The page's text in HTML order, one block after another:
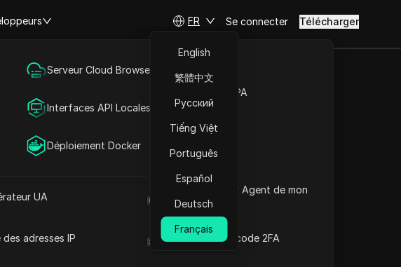
Marché de la RPA
UA
Quel est le User Agent de mon
navigateur
des adresses IP Générateur de code 2FA
Serveur Cloud Browser MCP
Interfaces API Locales
Déploiement Docker
FR
English
繁體中文
Русский
Tiếng Việt
Português
Español
Deutsch
Français
Se connecter Télécharger
la plus
"Marketing
-
le sujet de "Marketing sur les réseaux